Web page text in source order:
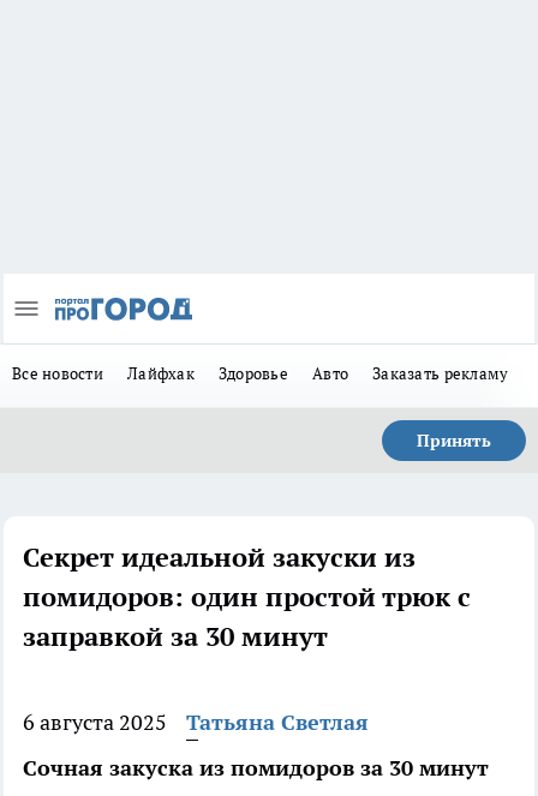
Все новости Лайфхак Здоровье Авто Заказать рекламу
Принять
Секрет идеальной закуски из
помидоров: один простой трюк с
заправкой за 30 минут
6 августа 2025
Татьяна Светлая
Сочная закуска из помидоров за 30 минут